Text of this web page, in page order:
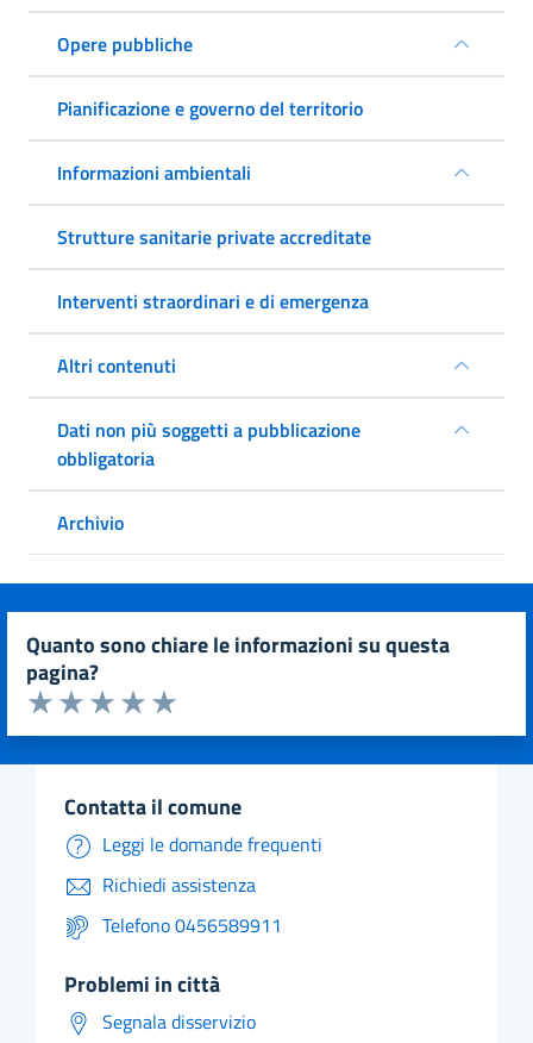
Opere pubbliche
Pianificazione e governo del territorio
Informazioni ambientali
Strutture sanitarie private accreditate
Interventi straordinari e di emergenza
Altri contenuti
Dati non più soggetti a pubblicazione
obbligatoria
Archivio
quanto sono chiare le informazioni su questa
pagina?
Valuta da 1 a 5 stelle la pagina
Valuta 5 stelle su 5
Valuta 4 stelle su 5
Valuta 3 stelle su 5
Valuta 2 stelle su 5
Valuta 1 stelle su 5
contatta il comune
Leggi le domande frequenti
Richiedi assistenza
Telefono 0456589911
problemi in città
Segnala disservizio